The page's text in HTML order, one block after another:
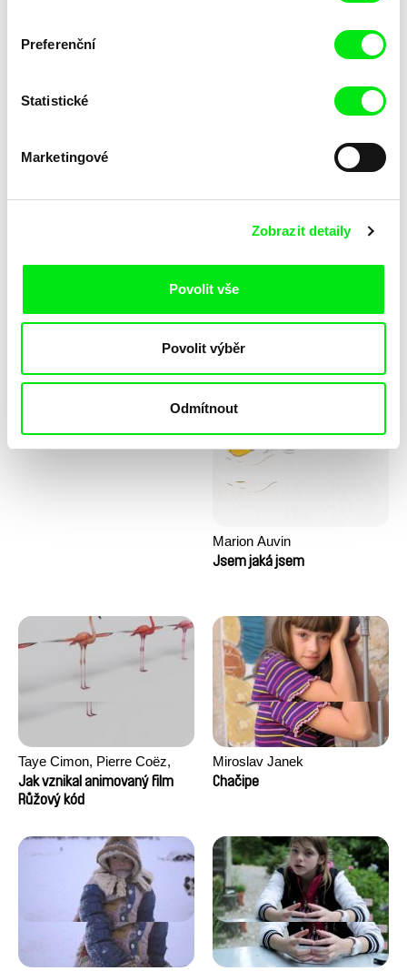
Preferenční
Statistické
Marketingové
Zobrazit detaily
Povolit vše
Povolit výběr
Odmítnout
KO but happy
Marion Auvin
Jsem jaká jsem
Taye Cimon, Pierre Coëz,
Julie Groux, Sandra Leydier,
Manuarii Morel, Romain
Jak vznikal animovaný film
Růžový kód
Miroslav Janek
Chačipe